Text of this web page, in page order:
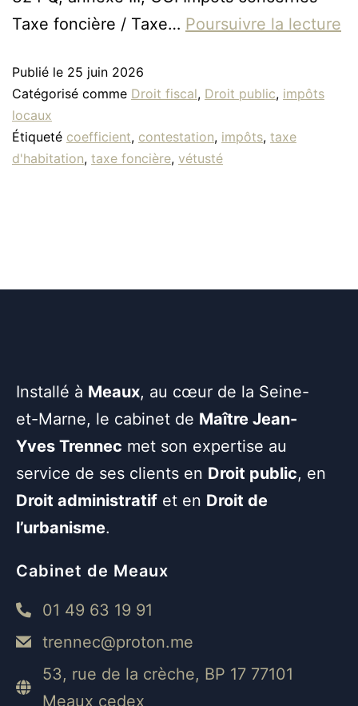
Taxe foncière / Taxe… Poursuivre la lecture
Publié le 25 juin 2026
Catégorisé comme Droit fiscal, Droit public, impôts
locaux
Étiqueté coefficient, contestation, impôts, taxe
d'habitation, taxe foncière, vétusté
Installé à Meaux, au cœur de la Seine-
et-Marne, le cabinet de Maître Jean-
Yves Trennec met son expertise au
service de ses clients en Droit public, en
Droit administratif et en Droit de
l’urbanisme.
Cabinet de Meaux
01 49 63 19 91
trennec@proton.me
53, rue de la crèche, BP 17 77101
Meaux cedex